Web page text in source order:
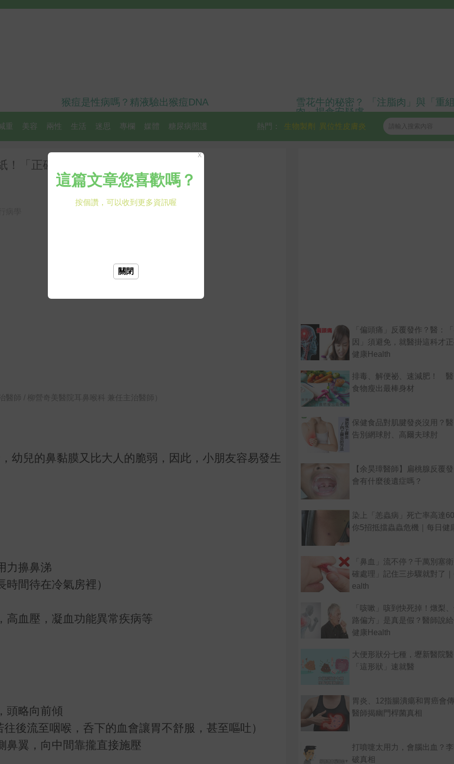
猴痘是性病嗎？精液驗出猴痘DNA
雪花牛的秘密？ 「注脂肉」與「重
肉」揭食安疑慮
重 美容 兩性 生活 迷思 專欄 媒體 糖尿病照護 異位性皮膚炎
生物製劑
熱門：
！「正確處理」記住三步驟就對了
醫師 / 柳營奇美醫院耳鼻喉科 兼任主治醫師）
幼兒的鼻黏膜又比大人的脆弱，因此，小朋友容易發生
力擤鼻涕
間待在冷氣房裡）
高血壓，凝血功能異常疾病等
頭略向前傾
後流至咽喉，呑下的血會讓胃不舒服，甚至嘔吐）
鼻翼，向中間靠攏直接施壓
「偏頭痛」反覆發作？醫：
因」須避免，就醫掛這科才
健康Health
排毒、解便祕、速減肥！
食物瘦出最棒身材
保健食品對肌腱發炎沒用？
告別網球肘、高爾夫球肘
【余昊璋醫師】扁桃腺反覆
會有什麼後遺症嗎？
染上「恙蟲病」死亡率高達
你5招抵擋蟲蟲危機｜每日健
「鼻血」流不停？千萬別塞
確處理」記住三步驟就對了
ealth
「咳嗽」咳到快死掉！燉梨
路偏方」是真是假？醫師說
健康Health
大便形狀分七種，壢新醫院
「這形狀」速就醫
胃炎、12指腸潰瘍和胃癌會
醫師揭幽門桿菌真相
打噴嚏太用力，會腦出血？
破真相
X
關閉